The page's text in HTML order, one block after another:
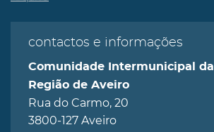
contactos e informações
Comunidade Intermunicipal da
Região de Aveiro
Rua do Carmo, 20
3800-127 Aveiro